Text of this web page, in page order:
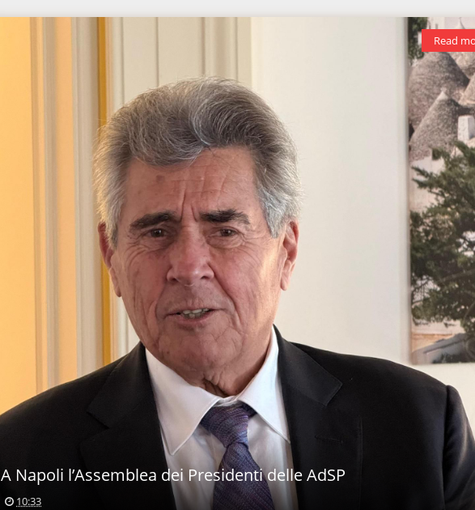
A Napoli l’Assemblea dei Presidenti delle AdSP
10:33
Read